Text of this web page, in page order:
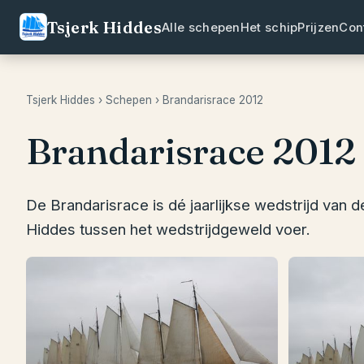
Tsjerk HiddesAlle schepenHet schipPrijzen
Tsjerk Hiddes › Schepen › Brandarisrace 2012
Brandarisrace 2012
De Brandarisrace is dé jaarlijkse wedstrijd van
Hiddes tussen het wedstrijdgeweld voer.